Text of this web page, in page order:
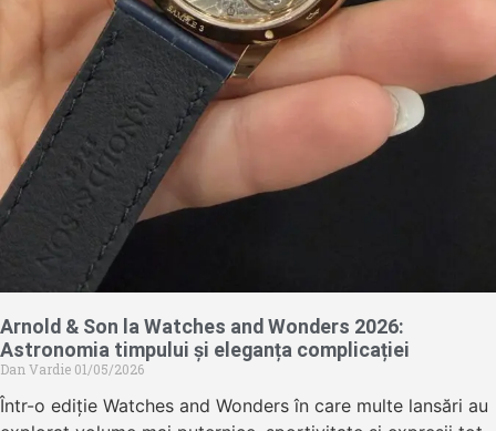
Arnold & Son la Watches and Wonders 2026:
Astronomia timpului și eleganța complicației
Dan Vardie 01/05/2026
Într-o ediție Watches and Wonders în care multe lansări au